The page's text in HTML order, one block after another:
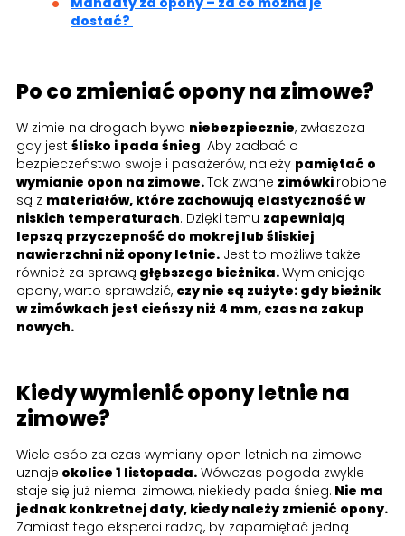
dostać?
Po co zmieniać opony na zimowe?
W zimie na drogach bywa niebezpiecznie, zwłaszcza
gdy jest ślisko i pada śnieg. Aby zadbać o
bezpieczeństwo swoje i pasażerów, należy pamiętać o
wymianie opon na zimowe.Tak zwane zimówki robione
są z materiałów, które zachowują elastyczność w
niskich temperaturach. Dzięki temu zapewniają
lepszą przyczepność do mokrej lub śliskiej
nawierzchni niż opony letnie. Jest to możliwe także
również za sprawą głębszego bieżnika.Wymieniając
opony, warto sprawdzić, czy nie są zużyte: gdy bieżnik
w zimówkach jest cieńszy niż 4 mm, czas na zakup
nowych.
Kiedy wymienić opony letnie na
zimowe?
Wiele osób za czas wymiany opon letnich na zimowe
uznaje okolice 1 listopada. Wówczas pogoda zwykle
staje się już niemal zimowa, niekiedy pada śnieg. Nie ma
jednak konkretnej daty, kiedy należy zmienić opony.
Zamiast tego eksperci radzą, by zapamiętać jedną